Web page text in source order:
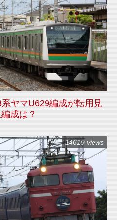
系ヤマU629編成が転用見
成は？
14619 views